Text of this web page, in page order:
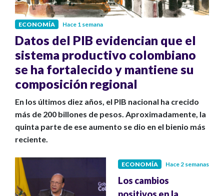
ECONOMÍA Hace 1 semana
Datos del PIB evidencian que el
sistema productivo colombiano
se ha fortalecido y mantiene su
composición regional
En los últimos diez años, el PIB nacional ha crecido
más de 200 billones de pesos. Aproximadamente, la
quinta parte de ese aumento se dio en el bienio más
reciente.
ECONOMÍA Hace 2 semanas
Los cambios